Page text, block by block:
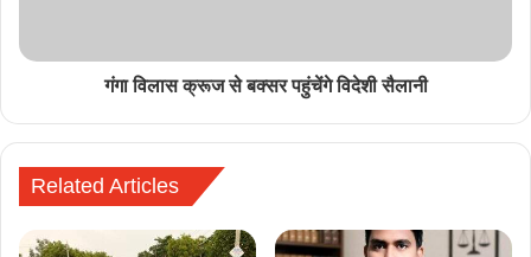
गंगा विलास क्रूज से बक्सर पहुंचेंगे विदेशी सैलानी
Related Articles